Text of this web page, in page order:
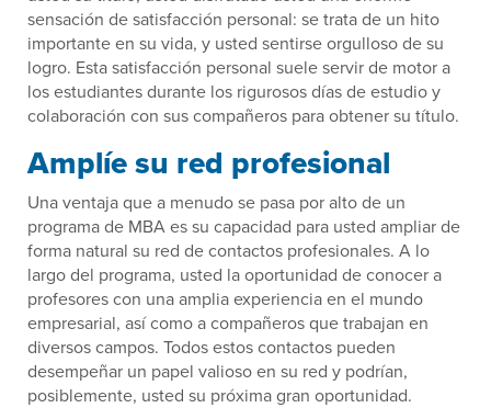
sensación de satisfacción personal: se trata de un hito
importante en su vida, y usted sentirse orgulloso de su
logro. Esta satisfacción personal suele servir de motor a
los estudiantes durante los rigurosos días de estudio y
colaboración con sus compañeros para obtener su título.
Amplíe su red profesional
Una ventaja que a menudo se pasa por alto de un
programa de MBA es su capacidad para usted ampliar de
forma natural su red de contactos profesionales. A lo
largo del programa, usted la oportunidad de conocer a
profesores con una amplia experiencia en el mundo
empresarial, así como a compañeros que trabajan en
diversos campos. Todos estos contactos pueden
desempeñar un papel valioso en su red y podrían,
posiblemente, usted su próxima gran oportunidad.